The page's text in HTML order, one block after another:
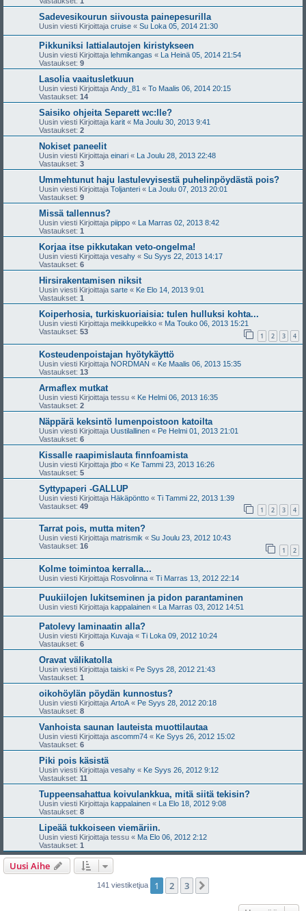
Sadevesikourun siivousta painepesurilla
Uusin viesti Kirjoittaja cruise « Su Loka 05, 2014 21:30
Pikkuniksi lattialautojen kiristykseen
Uusin viesti Kirjoittaja lehmikangas « La Heinä 05, 2014 21:54
Vastaukset: 9
Lasolia vaaitusletkuun
Uusin viesti Kirjoittaja Andy_81 « To Maalis 06, 2014 20:15
Vastaukset: 14
Saisiko ohjeita Separett wc:lle?
Uusin viesti Kirjoittaja karit « Ma Joulu 30, 2013 9:41
Vastaukset: 2
Nokiset paneelit
Uusin viesti Kirjoittaja einari « La Joulu 28, 2013 22:48
Vastaukset: 3
Ummehtunut haju lastulevyisestä puhelinpöydästä pois?
Uusin viesti Kirjoittaja Toljanteri « La Joulu 07, 2013 20:01
Vastaukset: 9
Missä tallennus?
Uusin viesti Kirjoittaja piippo « La Marras 02, 2013 8:42
Vastaukset: 1
Korjaa itse pikkutakan veto-ongelma!
Uusin viesti Kirjoittaja vesahy « Su Syys 22, 2013 14:17
Vastaukset: 6
Hirsirakentamisen niksit
Uusin viesti Kirjoittaja sarte « Ke Elo 14, 2013 9:01
Vastaukset: 1
Koiperhosia, turkiskuoriaisia: tulen hulluksi kohta...
Uusin viesti Kirjoittaja meikkupeikko « Ma Touko 06, 2013 15:21
Vastaukset: 53 1 2 3 4
Kosteudenpoistajan hyötykäyttö
Uusin viesti Kirjoittaja NORDMAN « Ke Maalis 06, 2013 15:35
Vastaukset: 13
Armaflex mutkat
Uusin viesti Kirjoittaja tessu « Ke Helmi 06, 2013 16:35
Vastaukset: 2
Näppärä keksintö lumenpoistoon katoilta
Uusin viesti Kirjoittaja Uustilallinen « Pe Helmi 01, 2013 21:01
Vastaukset: 6
Kissalle raapimislauta finnfoamista
Uusin viesti Kirjoittaja jtbo « Ke Tammi 23, 2013 16:26
Vastaukset: 5
Syttypaperi -GALLUP
Uusin viesti Kirjoittaja Häkäpöntto « Ti Tammi 22, 2013 1:39
Vastaukset: 49 1 2 3 4
Tarrat pois, mutta miten?
Uusin viesti Kirjoittaja matrismik « Su Joulu 23, 2012 10:43
Vastaukset: 16 1 2
Kolme toimintoa kerralla...
Uusin viesti Kirjoittaja Rosvolinna « Ti Marras 13, 2012 22:14
Puukiilojen lukitseminen ja pidon parantaminen
Uusin viesti Kirjoittaja kappalainen « La Marras 03, 2012 14:51
Patolevy laminaatin alla?
Uusin viesti Kirjoittaja Kuvaja « Ti Loka 09, 2012 10:24
Vastaukset: 6
Oravat välikatolla
Uusin viesti Kirjoittaja taiski « Pe Syys 28, 2012 21:43
Vastaukset: 1
oikohöylän pöydän kunnostus?
Uusin viesti Kirjoittaja ArtoA « Pe Syys 28, 2012 20:18
Vastaukset: 8
Vanhoista saunan lauteista muottilautaa
Uusin viesti Kirjoittaja ascomm74 « Ke Syys 26, 2012 15:02
Vastaukset: 6
Piki pois käsistä
Uusin viesti Kirjoittaja vesahy « Ke Syys 26, 2012 9:12
Vastaukset: 11
Tuppeensahattua koivulankkua, mitä siitä tekisin?
Uusin viesti Kirjoittaja kappalainen « La Elo 18, 2012 9:08
Vastaukset: 8
Lipeää tukkoiseen viemäriin.
Uusin viesti Kirjoittaja tessu « Ma Elo 06, 2012 2:12
Vastaukset: 1
Uusi Aihe
141 viestiketjua 1 2 3